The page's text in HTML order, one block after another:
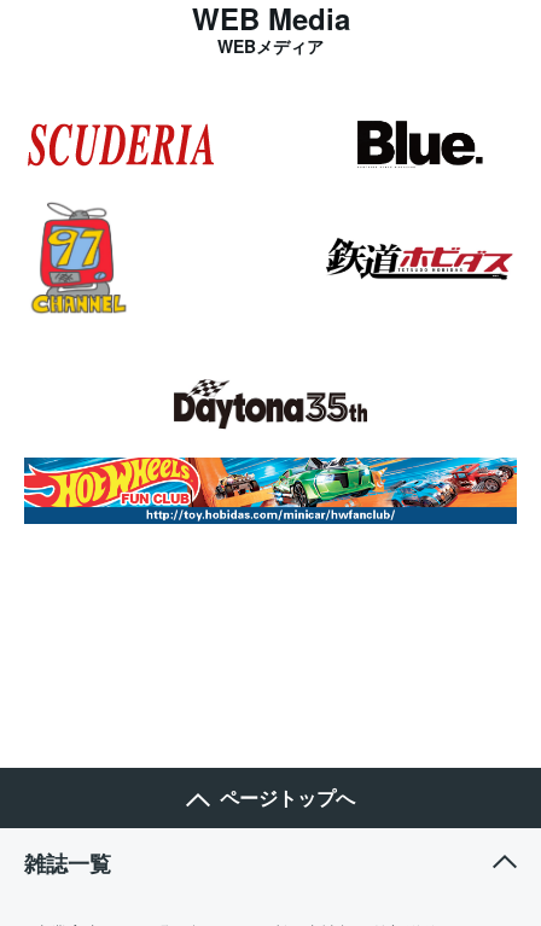
WEB Media
WEBメディア
ページトップへ
雑誌一覧